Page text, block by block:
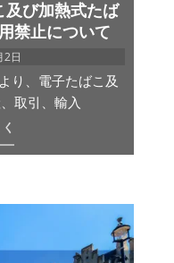
及び加熱式たば
禁止について
2日
り、電子たばこ及
取引、輸入